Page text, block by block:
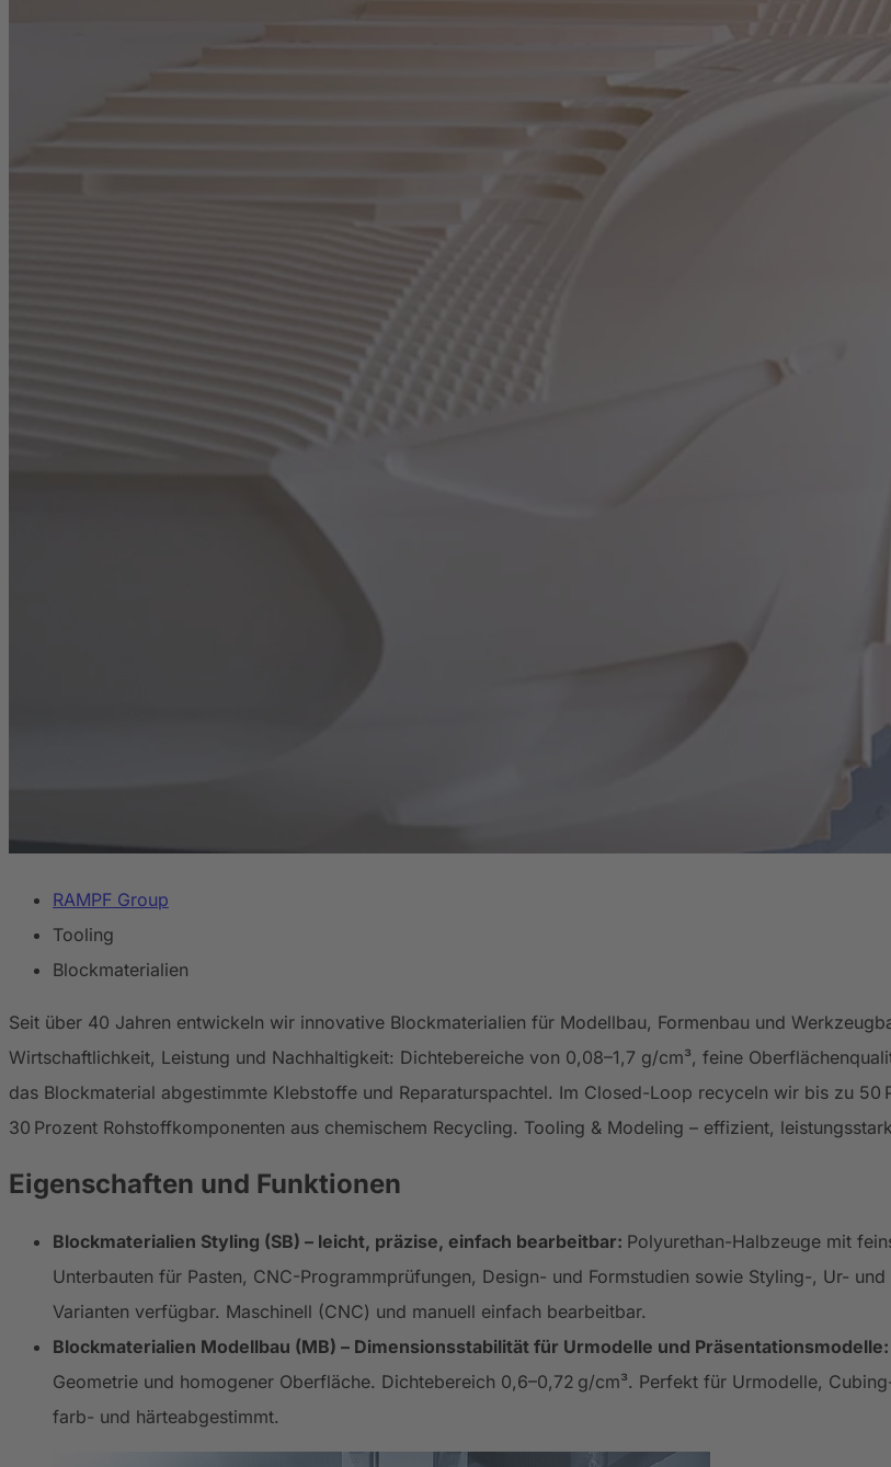
RAMPF Group
Tooling
Blockmaterialien
Seit über 40 Jahren entwickeln wir innovative Blockmaterialien für Modellbau, Formenbau und
Wirtschaftlichkeit, Leistung und Nachhaltigkeit: Dichtebereiche von 0,08–1,7 g/cm³, feine
das Blockmaterial abgestimmte Klebstoffe und Reparaturspachtel. Im Closed-Loop recyceln wir bis zu
30 Prozent Rohstoffkomponenten aus chemischem Recycling. Tooling & Modeling – effizient,
Eigenschaften und Funktionen
Blockmaterialien Styling (SB) – leicht, präzise, einfach bearbeitbar: Polyurethan-Halbzeuge mit
Unterbauten für Pasten, CNC-Programmprüfungen, Design- und Formstudien sowie Styling-, Ur-
Varianten verfügbar. Maschinell (CNC) und manuell einfach bearbeitbar.
Blockmaterialien Modellbau (MB) – Dimensionsstabilität für Urmodelle und Präsentationsmodelle:
Geometrie und homogener Oberfläche. Dichtebereich 0,6–0,72 g/cm³. Perfekt für Urmodelle,
farb- und härteabgestimmt.